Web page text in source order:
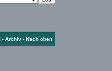
- Archiv - Nach oben